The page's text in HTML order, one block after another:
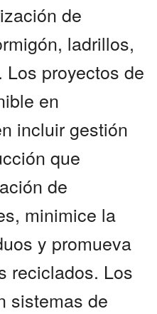
de
ladrillos,
proyectos de
en
incluir gestión
que
de
minimice la
y promueva
reciclados. Los
sistemas de